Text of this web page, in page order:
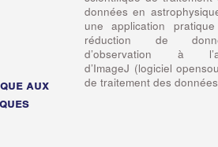
aux
données en
une application
réduction de
d’observation à
d’ImageJ (logiciel
de traitement des